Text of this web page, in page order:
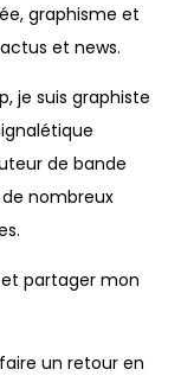
graphisme et
et news.
je suis graphiste
de bande
nombreux
partager mon
un retour en